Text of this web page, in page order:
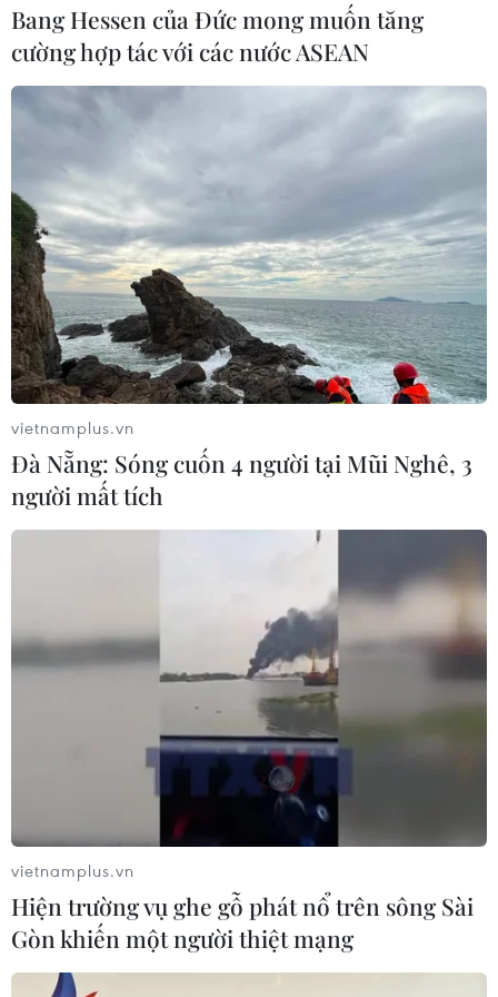
Bang Hessen của Đức mong muốn tăng
cường hợp tác với các nước ASEAN
vietnamplus.vn
Đà Nẵng: Sóng cuốn 4 người tại Mũi Nghê, 3
người mất tích
vietnamplus.vn
Hiện trường vụ ghe gỗ phát nổ trên sông Sài
Gòn khiến một người thiệt mạng